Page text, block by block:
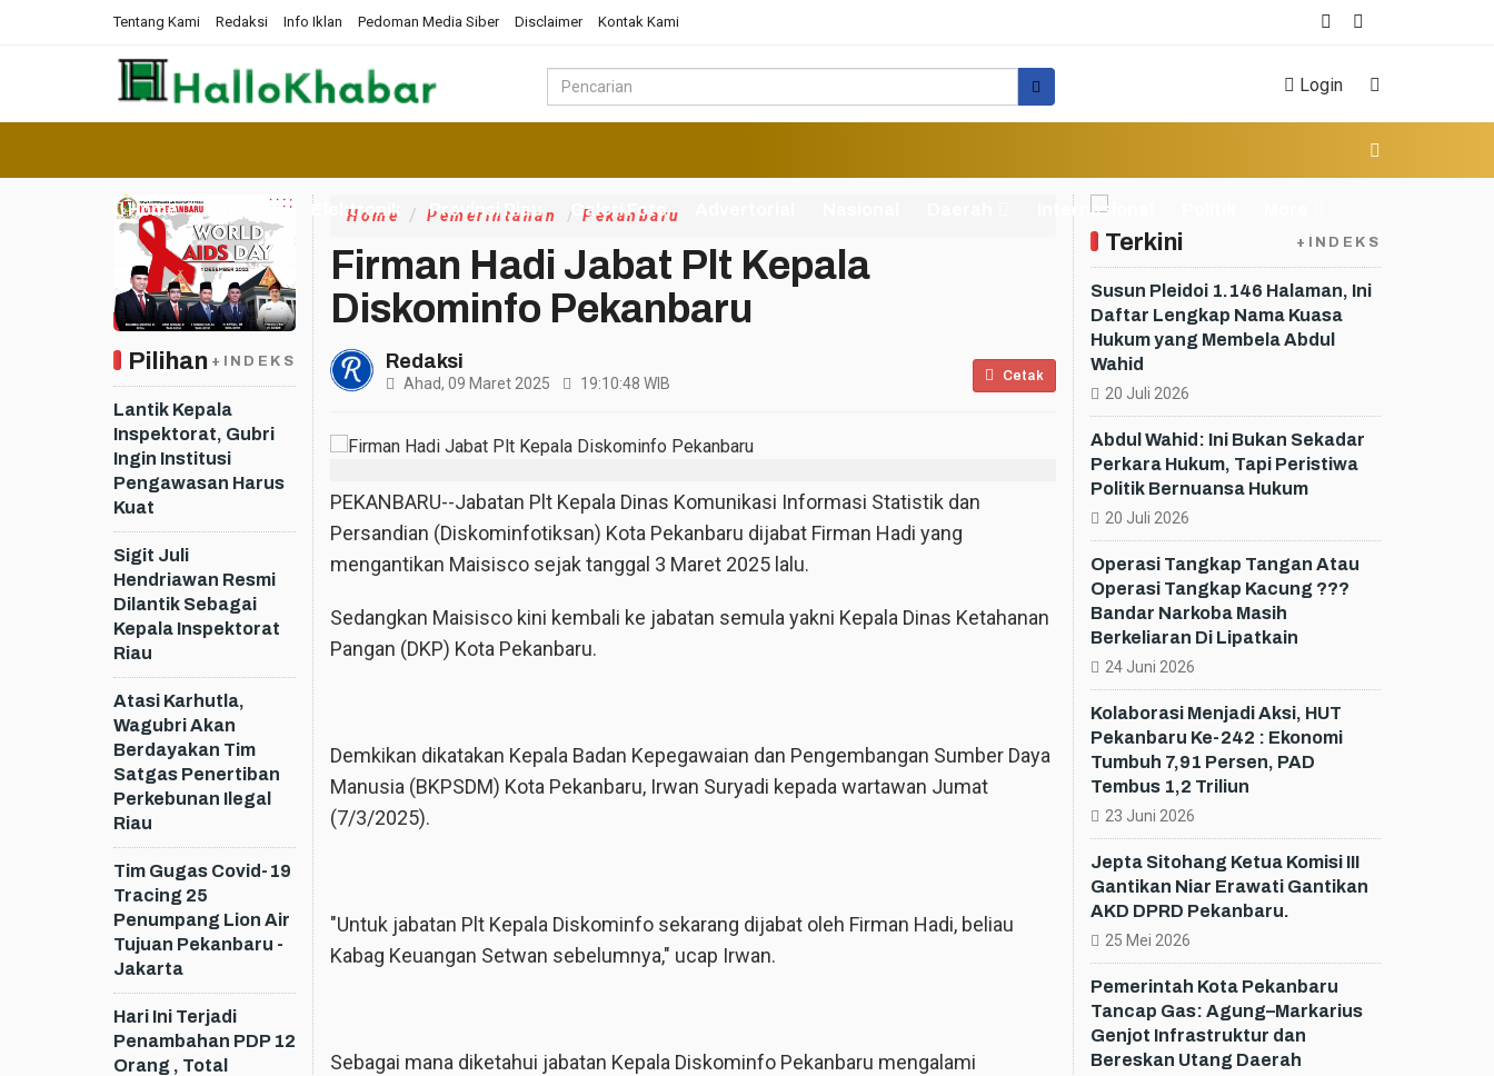
Tentang Kami Redaksi Info Iklan Pedoman Media Siber Disclaimer Kontak Kami
Login
Home Lifestyle Elektronik Provinsi Riau Galeri Foto Internasional
Pilihan +INDEKS
Lantik Kepala
Inspektorat, Gubri
Ingin Institusi
Pengawasan Harus
Kuat
Sigit Juli
Hendriawan Resmi
Dilantik Sebagai
Kepala Inspektorat
Riau
Atasi Karhutla,
Wagubri Akan
Berdayakan Tim
Satgas Penertiban
Perkebunan Ilegal
Riau
Tim Gugas Covid-19
Tracing 25
Penumpang Lion Air
Tujuan Pekanbaru -
Jakarta
Hari Ini Terjadi
Penambahan PDP 12
Orang , Total
Home Pemerintahan Pekanbaru
Firman Hadi Jabat Plt Kepala
Diskominfo Pekanbaru
Redaksi
Ahad, 09 Maret 2025 19:10:48 WIB Cetak
PEKANBARU--Jabatan Plt Kepala Dinas Komunikasi Informasi Statistik dan
Persandian (Diskominfotiksan) Kota Pekanbaru dijabat Firman Hadi yang
mengantikan Maisisco sejak tanggal 3 Maret 2025 lalu.
Sedangkan Maisisco kini kembali ke jabatan semula yakni Kepala Dinas Ketahanan
Pangan (DKP) Kota Pekanbaru.
Demkikan dikatakan Kepala Badan Kepegawaian dan Pengembangan Sumber Daya
Manusia (BKPSDM) Kota Pekanbaru, Irwan Suryadi kepada wartawan Jumat
(7/3/2025).
"Untuk jabatan Plt Kepala Diskominfo sekarang dijabat oleh Firman Hadi, beliau
Kabag Keuangan Setwan sebelumnya," ucap Irwan.
Sebagai mana diketahui jabatan Kepala Diskominfo Pekanbaru mengalami
Terkini +INDEKS
Susun Pleidoi 1.146 Halaman, Ini
Daftar Lengkap Nama Kuasa
Hukum yang Membela Abdul
Wahid
20 Juli 2026
Abdul Wahid: Ini Bukan Sekadar
Perkara Hukum, Tapi Peristiwa
Politik Bernuansa Hukum
20 Juli 2026
Operasi Tangkap Tangan Atau
Operasi Tangkap Kacung ???
Bandar Narkoba Masih
Berkeliaran Di Lipatkain
24 Juni 2026
Kolaborasi Menjadi Aksi, HUT
Pekanbaru Ke-242 : Ekonomi
Tumbuh 7,91 Persen, PAD
Tembus 1,2 Triliun
23 Juni 2026
Jepta Sitohang Ketua Komisi III
Gantikan Niar Erawati Gantikan
AKD DPRD Pekanbaru.
25 Mei 2026
Pemerintah Kota Pekanbaru
Tancap Gas: Agung–Markarius
Genjot Infrastruktur dan
Bereskan Utang Daerah